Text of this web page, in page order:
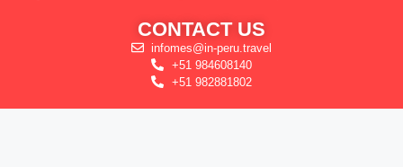
CONTACT US
infomes@in-peru.travel
+51 984608140
+51 982881802